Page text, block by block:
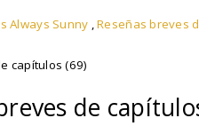
Always Sunny ,Reseñas breves
capítulos (69)
de